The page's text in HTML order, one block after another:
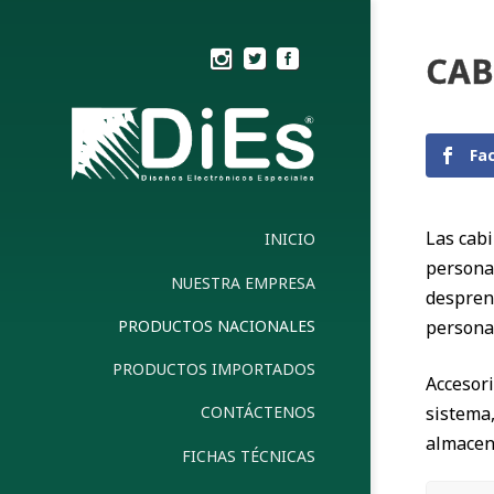
INICIO
NUESTRA EMPRESA
PRODUCTOS NACIONALES
PRODUCTOS IMPORTADOS
CONTÁCTENOS
FICHAS TÉCNICAS
Las